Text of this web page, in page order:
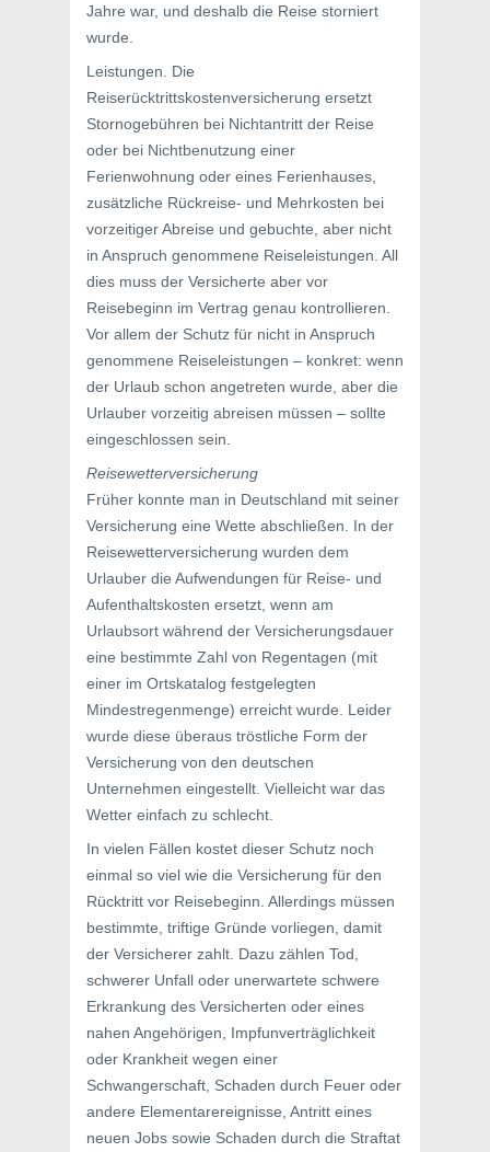
Jahre war, und deshalb die Reise storniert
wurde.
Leistungen. Die
Reiserücktrittskostenversicherung ersetzt
Stornogebühren bei Nichtantritt der Reise
oder bei Nichtbenutzung einer
Ferienwohnung oder eines Ferienhauses,
zusätzliche Rückreise- und Mehrkosten bei
vorzeitiger Abreise und gebuchte, aber nicht
in Anspruch genommene Reiseleistungen. All
dies muss der Versicherte aber vor
Reisebeginn im Vertrag genau kontrollieren.
Vor allem der Schutz für nicht in Anspruch
genommene Reiseleistungen – konkret: wenn
der Urlaub schon angetreten wurde, aber die
Urlauber vorzeitig abreisen müssen – sollte
eingeschlossen sein.
Reisewetterversicherung
Früher konnte man in Deutschland mit seiner
Versicherung eine Wette abschließen. In der
Reisewetterversicherung wurden dem
Urlauber die Aufwendungen für Reise- und
Aufenthaltskosten ersetzt, wenn am
Urlaubsort während der Versicherungsdauer
eine bestimmte Zahl von Regentagen (mit
einer im Ortskatalog festgelegten
Mindestregenmenge) erreicht wurde. Leider
wurde diese überaus tröstliche Form der
Versicherung von den deutschen
Unternehmen eingestellt. Vielleicht war das
Wetter einfach zu schlecht.
In vielen Fällen kostet dieser Schutz noch
einmal so viel wie die Versicherung für den
Rücktritt vor Reisebeginn. Allerdings müssen
bestimmte, triftige Gründe vorliegen, damit
der Versicherer zahlt. Dazu zählen Tod,
schwerer Unfall oder unerwartete schwere
Erkrankung des Versicherten oder eines
nahen Angehörigen, Impfunverträglichkeit
oder Krankheit wegen einer
Schwangerschaft, Schaden durch Feuer oder
andere Elementarereignisse, Antritt eines
neuen Jobs sowie Schaden durch die Straftat